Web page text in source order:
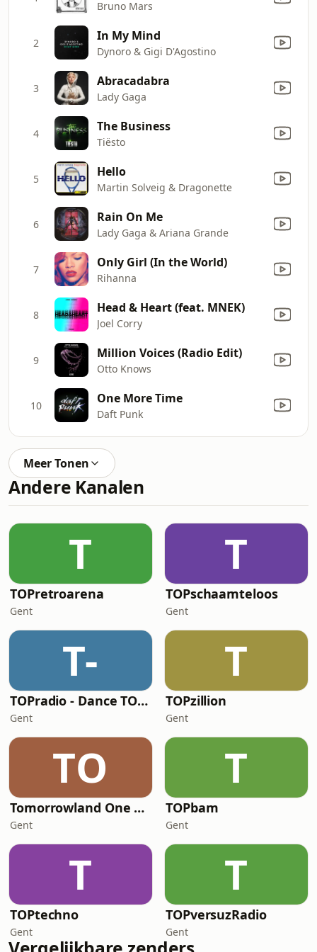
Bruno Mars
2 In My Mind
Dynoro & Gigi D'Agostino
3 Abracadabra
Lady Gaga
4 The Business
Tiësto
5 Hello
Martin Solveig & Dragonette
6 Rain On Me
Lady Gaga & Ariana Grande
7 Only Girl (In the World)
Rihanna
8 Head & Heart (feat. MNEK)
Joel Corry
9 Million Voices (Radio Edit)
Otto Knows
10 One More Time
Daft Punk
Meer Tonen
Andere Kanalen
T
TOPretroarena
Gent
T
TOPschaamteloos
Gent
T-
TOPradio - Dance TOP 1000
Gent
T
TOPzillion
Gent
TO
Tomorrowland One World Radio
Gent
T
TOPbam
Gent
T
TOPtechno
Gent
T
TOPversuzRadio
Gent